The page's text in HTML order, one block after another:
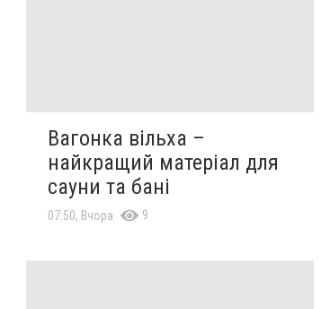
Вагонка вільха –
найкращий матеріал для
сауни та бані
07:50, Вчора 9